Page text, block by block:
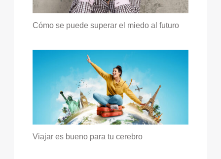
Cómo se puede superar el miedo al futuro
Viajar es bueno para tu cerebro